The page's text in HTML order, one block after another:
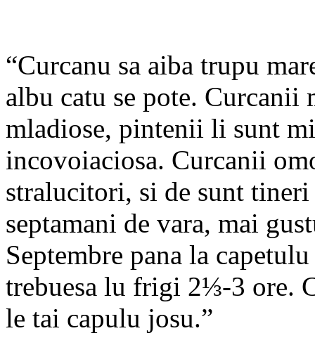
“Curcanu sa aiba trupu
albu catu se pote.
mladiose, pintenii li sunt
incovoiaciosa. Curcanii
stralucitori, si de sunt
septamani de vara, mai
Septembre pana la
trebuesa lu frigi 2⅓-3 ore.
le tai capulu josu.”